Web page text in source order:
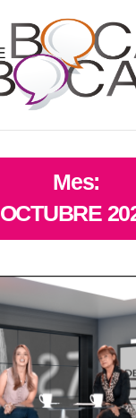
Mes:
OCTUBRE